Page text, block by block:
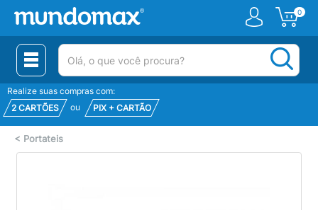
0
(pesquisar)
Realize suas compras com:
2 CARTÕES
ou PIX + CARTÃO
< Portateis